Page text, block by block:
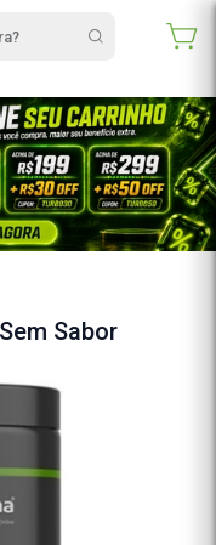
Sabor